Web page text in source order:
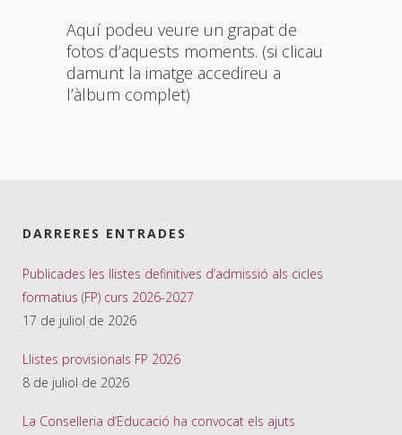
Aquí podeu veure un grapat de
fotos d’aquests moments. (si clicau
damunt la imatge accedireu a
l’àlbum complet)
DARRERES ENTRADES
Publicades les llistes definitives d’admissió als cicles
formatius (FP) curs 2026-2027
17 de juliol de 2026
Llistes provisionals FP 2026
8 de juliol de 2026
La Conselleria d’Educació ha convocat els ajuts